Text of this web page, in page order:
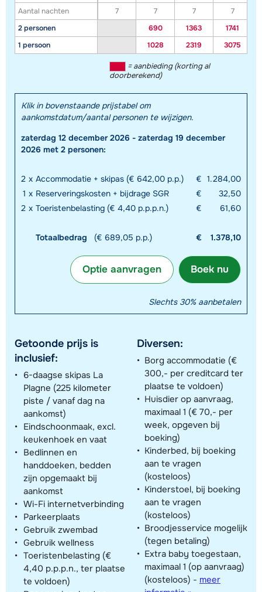
Aantal nachten
2 personen
1 persoon
7 7 7
7
690
1363
1741
1028
2319 3075
= aanbieding (korting al
doorberekend)
Klik in bovenstaande prijstabel om
aankomstdatum/aantal personen te wijzigen.
zaterdag 12 december 2026 - zaterdag 19 december
2026 met 2 personen:
2 x Accommodatie + skipas (€ 642,00 p.p.) € 1.284,00
1 x Reserveringskosten + bijdrage SGR €
32,50
2 x Toeristenbelasting (€ 4,40 p.p.p.n.) € 61,60
Totaalbedrag (€ 689,05 p.p.) € 1.378,10
Boek nu
Optie aanvragen
Slechts 30% aanbetalen
Getoonde prijs is
inclusief:
6-daagse skipas La
Plagne (225 kilometer
piste / vanaf dag na
aankomst)
Eindschoonmaak, excl.
keukenhoek en vaat
Bedlinnen en
handdoeken, bedden
zijn opgemaakt bij
aankomst
Wi-Fi internetverbinding
Parkeerplaats
Gebruik zwembad
Gebruik wellness
Toeristenbelasting (€
4,40 p.p.p.n., ter plaatse
te voldoen)
Diversen:
Borg accommodatie (€
300,- per creditcard ter
plaatse te voldoen)
Huisdier op aanvraag,
maximaal 1 (€ 70,- per
week, opgeven bij
boeking)
Kinderbed, bij boeking
aan te vragen
(kosteloos)
Kinderstoel, bij boeking
aan te vragen
(kosteloos)
Broodjesservice mogelijk
(tegen betaling)
Extra baby toegestaan,
maximaal 1 (op aanvraag)
(kosteloos) - meer